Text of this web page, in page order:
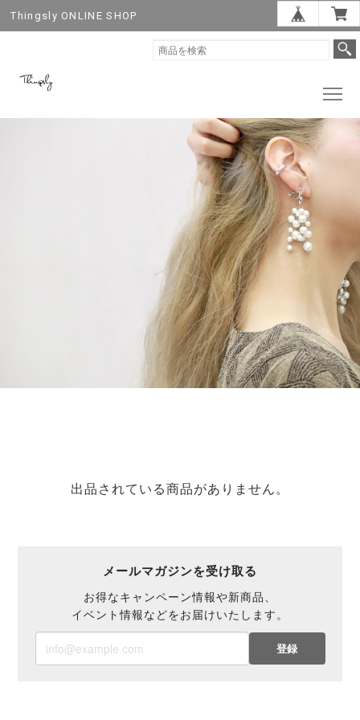
Thingsly ONLINE SHOP
出品されている商品がありません。
メールマガジンを受け取る
お得なキャンペーン情報や新商品、
イベント情報などをお届けいたします。
登録